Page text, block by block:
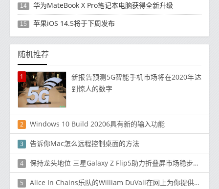
14 华为MateBook X Pro笔记本电脑获得全新升级
15 苹果iOS 14.5将于下周发布
随机推荐
1
新报告预测5G智能手机市场将在2020年达
到惊人的数字
2 Windows 10 Build 20206具有新的输入功能
3 告诉你Mac怎么远程控制桌面的方法
4 保持龙头地位 三星Galaxy Z Flip5助力折叠屏市场稳步增长
5 Alice In Chains乐队的William DuVall在网上为你提供了一套免费的音响设备